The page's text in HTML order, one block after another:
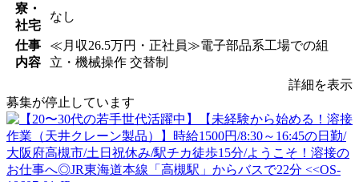
寮・
社宅
なし
仕事
内容
≪月収26.5万円・正社員≫電子部品系工場での組
立・機械操作 交替制
詳細を表示
募集が停止しています